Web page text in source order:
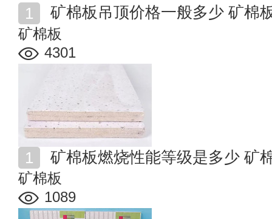
矿棉板吊顶价格一般多少 矿棉
矿棉板
4301
矿棉板燃烧性能等级是多少 矿
矿棉板
1089